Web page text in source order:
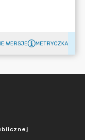
WERSJE METRYCZKA